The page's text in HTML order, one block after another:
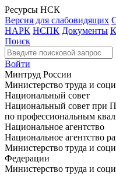
Ресурсы НСК
Версия для слабовидящих
НАРК НСПК Документы
Поиск
Войти
Минтруд России
Министерство труда и
Национальный совет
Национальный совет при
по профессиональным
Национальное агентство
Национальное агентство
Министерство труда и
Федерации
Министерство труда и